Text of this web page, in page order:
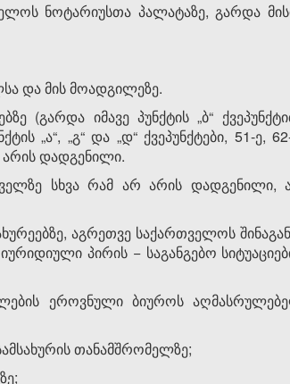
ნოტარიუსთა პალატაზე, გარდა
და მის მოადგილეზე.
(გარდა იმავე პუნქტის „ბ“
„ა“, „გ“ და „დ“ ქვეპუნქტები, 51-ე,
დადგენილი.
სხვა რამ არ არის დადგენილი,
აგრეთვე საქართველოს
პირის − საგანგებო
ეროვნული ბიუროს
თანამშრომელზე;